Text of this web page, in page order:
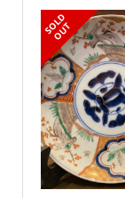
S
O
L
D
O
U
T